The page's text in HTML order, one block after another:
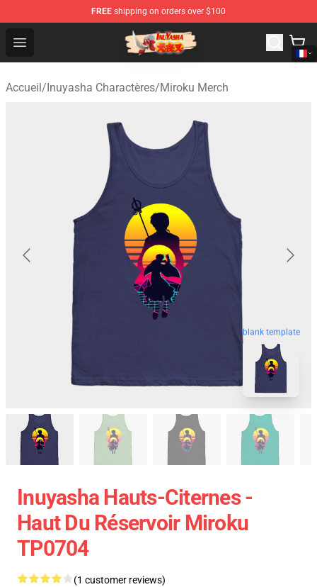
FREE shipping on orders over $100
Open menu
Inuyasha Store - Official Inuyasha Merchandise Shop
Accueil/Inuyasha Charactères/Miroku Merch
blank template
Inuyasha Hauts-Citernes -
Haut Du Réservoir Miroku
TP0704
(1 customer reviews)